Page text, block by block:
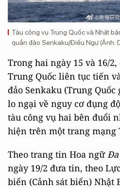
Tàu công vụ Trung Quốc và Nhật
quần đảo Senkaku/Điếu Ngư (Ảnh:
Trong hai ngày 15 và 16/
Trung Quốc liên tục tiến
đảo Senkaku (Trung
lo ngại về nguy cơ đụng
tàu công vụ hai bên đuổi
hiện trên một trang mạng
Theo trang tin Hoa ngữĐa
ngày 19/2 đưa tin, theo
biển (Cảnh sát biển) Nhật